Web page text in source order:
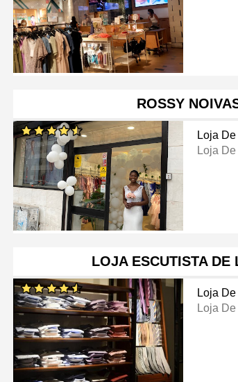
ROSSY
Loja
Loja
LOJA ESCUTISTA DE
Loja
Loja